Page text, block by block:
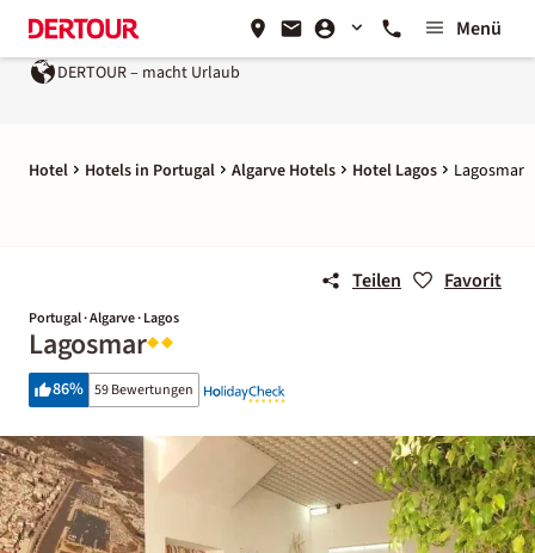
Menü
DERTOUR – macht Urlaub
Hotel Hotels in Portugal Algarve Hotels Hotel Lagos Lagosmar
Teilen Favorit
Portugal · Algarve · Lagos
Lagosmar
86% 59 Bewertungen